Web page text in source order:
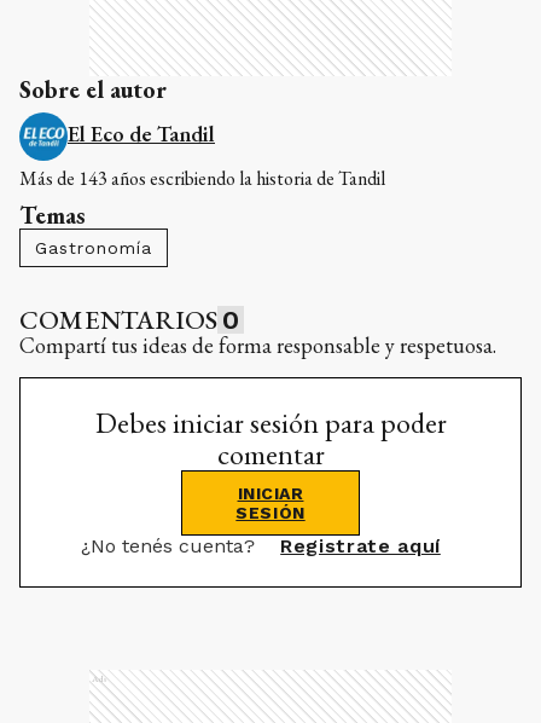
Sobre el autor
El Eco de Tandil
Más de 143 años escribiendo la historia de Tandil
Temas
Gastronomía
COMENTARIOS 0
Compartí tus ideas de forma responsable y respetuosa.
Debes iniciar sesión para poder
comentar
INICIAR
SESIÓN
¿No tenés cuenta? Registrate aquí
Ads